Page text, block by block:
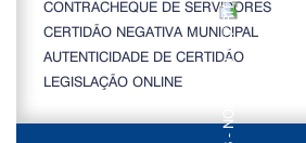
CONTRACHEQUE DE SERVIDORES
CERTIDÃO NEGATIVA MUNICIPAL
AUTENTICIDADE DE CERTIDÃO
LEGISLAÇÃO ONLINE